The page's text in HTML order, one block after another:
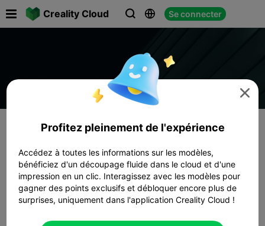
Creality Cloud   Se connecter

Profitez pleinement de l'expérience
Accédez à toutes les informations sur les modèles,
bénéficiez d'un découpage fluide dans le cloud et d'une
impression en un clic. Interagissez avec les modèles pour
gagner des points exclusifs et débloquer encore plus de
surprises, uniquement dans l'application Creality Cloud !